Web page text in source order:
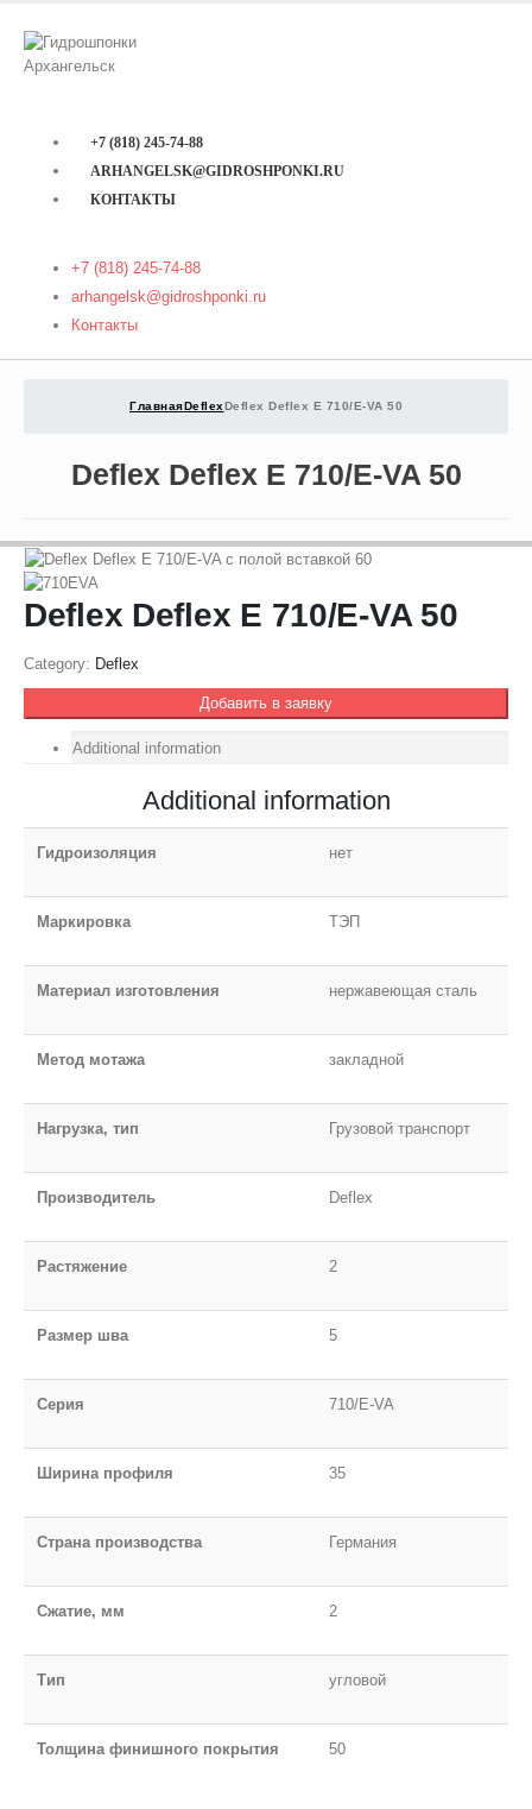
+7 (818) 245-74-88
ARHANGELSK@GIDROSHPONKI.RU
КОНТАКТЫ
+7 (818) 245-74-88
arhangelsk@gidroshponki.ru
Контакты
ГлавнаяDeflexDeflex Deflex E 710/E-VA 50
Deflex Deflex E 710/E-VA 50
Deflex Deflex E 710/E-VA 50
Category: Deflex
Добавить в заявку
Additional information
Additional information
Гидроизоляция нет
Маркировка ТЭП
Материал изготовления нержавеющая сталь
Метод мотажа закладной
Нагрузка, тип Грузовой транспорт
Производитель Deflex
Растяжение 2
Размер шва 5
Серия 710/E-VA
Ширина профиля 35
Страна производства Германия
Сжатие, мм 2
Тип угловой
Толщина финишного покрытия 50